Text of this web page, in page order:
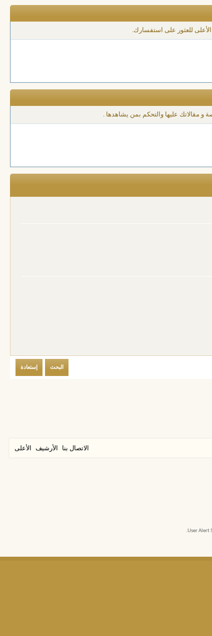
للعثور على استفسارك.
و مقالاتك عليها والتحكم بمن يشاهدها .
الاتصال بنا الأرشيف الأعلى
User Alert